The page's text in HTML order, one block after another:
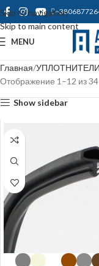
Skip to navigation
Skip to main content
MENU
Главная УПЛОТНИТЕЛИ
Отображение 1–12 из 34
Show sidebar